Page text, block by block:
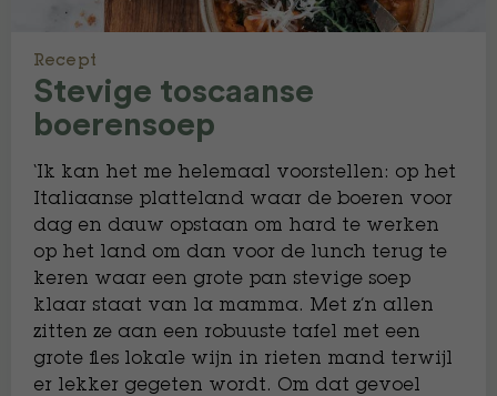
Recept
Stevige toscaanse
boerensoep
‘Ik kan het me helemaal voorstellen: op het
Italiaanse platteland waar de boeren voor
dag en dauw opstaan om hard te werken
op het land om dan voor de lunch terug te
keren waar een grote pan stevige soep
klaar staat van la mamma. Met z’n allen
zitten ze aan een robuuste tafel met een
grote fles lokale wijn in rieten mand terwijl
er lekker gegeten wordt. Om dat gevoel